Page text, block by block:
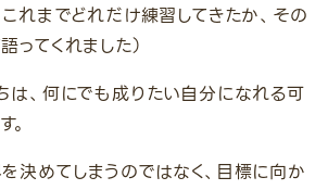
これまでどれだけ練習してきたか、その
ってくれました）
は、何にでも成りたい自分になれる可
。
決めてしまうのではなく、目標に向か